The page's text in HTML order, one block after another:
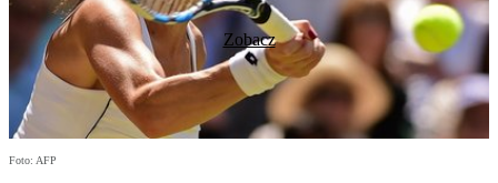
Zobacz
Foto: AFP